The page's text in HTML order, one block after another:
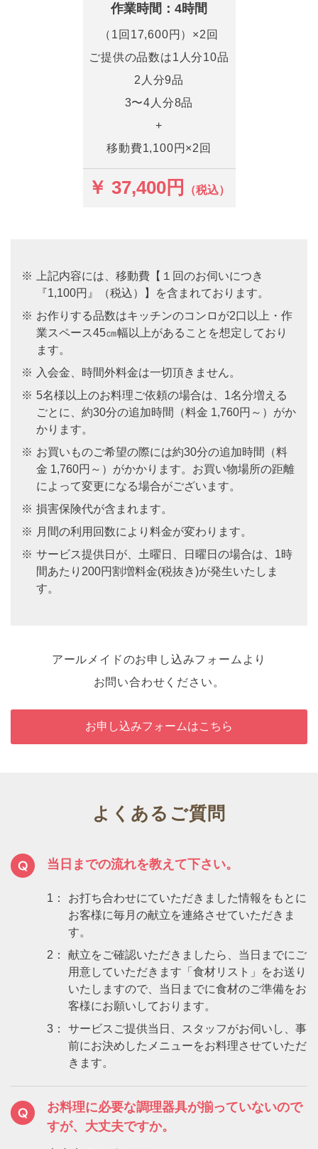
作業時間：4時間
（1回17,600円）×2回
ご提供の品数は1人分10品
2人分9品
3〜4人分8品
+
移動費1,100円×2回
￥ 37,400円 （税込）
※
上記内容には、移動費【１回のお伺いにつき
『1,100円』（税込）】を含まれております。
※ お作りする品数はキッチンのコンロが2口以上・作
業スペース45㎝幅以上があることを想定しており
ます。
※ 入会金、時間外料金は一切頂きません。
※ 5名様以上のお料理ご依頼の場合は、1名分増える
ごとに、約30分の追加時間（料金 1,760円～）がか
かります。
※ お買いものご希望の際には約30分の追加時間（料
金 1,760円～）がかかります。お買い物場所の距離
によって変更になる場合がございます。
※ 損害保険代が含まれます。
※ 月間の利用回数により料金が変わります。
※ サービス提供日が、土曜日、日曜日の場合は、1時
間あたり200円割増料金(税抜き)が発生いたしま
す。
アールメイドのお申し込みフォームより
お問い合わせください。
お申し込みフォームはこちら
よくあるご質問
当日までの流れを教えて下さい。
1：
お打ち合わせにていただきました情報をもとに
お客様に毎月の献立を連絡させていただきま
す。
2：
献立をご確認いただきましたら、当日までにご
用意していただきます「食材リスト」をお送り
いたしますので、当日までに食材のご準備をお
客様にお願いしております。
3：
サービスご提供当日、スタッフがお伺いし、事
前にお決めしたメニューをお料理させていただ
きます。
お料理に必要な調理器具が揃っていないので
すが、大丈夫ですか。